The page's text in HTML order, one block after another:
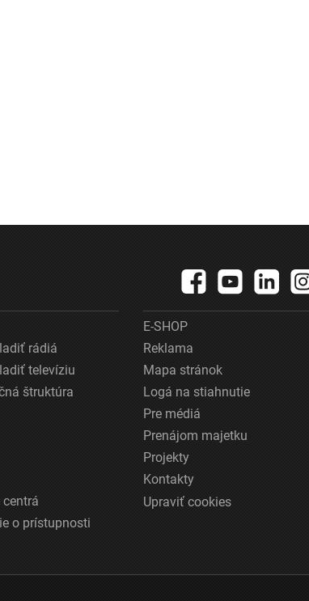
rádiá
televíziu
štruktúra
centrá
o prístupnosti
E-SHOP
Reklama
Mapa stránok
Logá na stiahnutie
Pre médiá
Prenájom majetku
Projekty
Kontakty
Upraviť cookies